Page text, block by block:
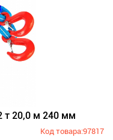
т 20,0 м 240 мм
Код товара:97817